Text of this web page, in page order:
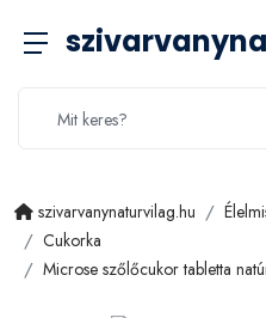
szivarvanynaturvilag.hu
Cukorka
Microse szőlőcukor tabletta